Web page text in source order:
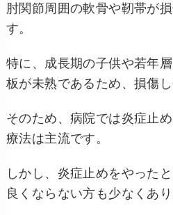
肘関節周囲の軟骨や靭帯が
す。
特に、成長期の子供や若年
板が未熟であるため、損傷
そのため、病院では炎症止
療法は主流です。
しかし、炎症止めをやった
良くならない方も少なくあり